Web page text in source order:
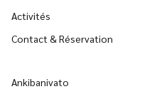
Activités
Contact & Réservation
Ankibanivato